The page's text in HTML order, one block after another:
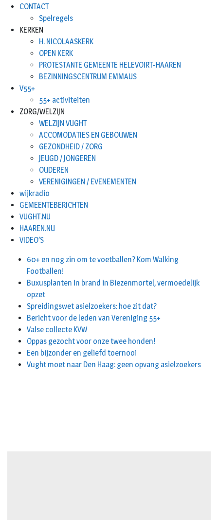
CONTACT
Spelregels
KERKEN
H. NICOLAASKERK
OPEN KERK
PROTESTANTE GEMEENTE HELEVOIRT-HAAREN
BEZINNINGSCENTRUM EMMAUS
V55+
55+ activiteiten
ZORG/WELZIJN
WELZIJN VUGHT
ACCOMODATIES EN GEBOUWEN
GEZONDHEID / ZORG
JEUGD / JONGEREN
OUDEREN
VERENIGINGEN / EVENEMENTEN
wijkradio
GEMEENTEBERICHTEN
VUGHT.NU
HAAREN.NU
VIDEO’S
60+ en nog zin om te voetballen? Kom Walking
Footballen!
Buxusplanten in brand in Biezenmortel, vermoedelijk
opzet
Spreidingswet asielzoekers: hoe zit dat?
Bericht voor de leden van Vereniging 55+
Valse collecte KVW
Oppas gezocht voor onze twee honden!
Een bijzonder en geliefd toernooi
Vught moet naar Den Haag: geen opvang asielzoekers